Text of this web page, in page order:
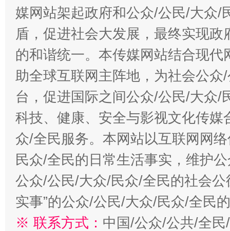
媒网站架起政府和公众/公民/大众/
盾，促进社会大发展，最终实现
的和谐统一。本传媒网站结合现
助全球互联网主阵地，为社会公
台，促进国际之间公众/公民/大众/
科技、健康、安全与影视文化传
众/全民服务。本网站以互联网网
民众/全民的日常生活事实，维护
公众/公民/大众/民众/全民的社会公
实事”的公众/公民/大众/民众/全民
※ 联系方式： 中国/公众/公共/全